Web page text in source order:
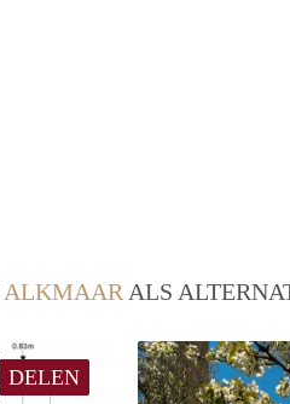
ALKMAAR ALS
DELEN